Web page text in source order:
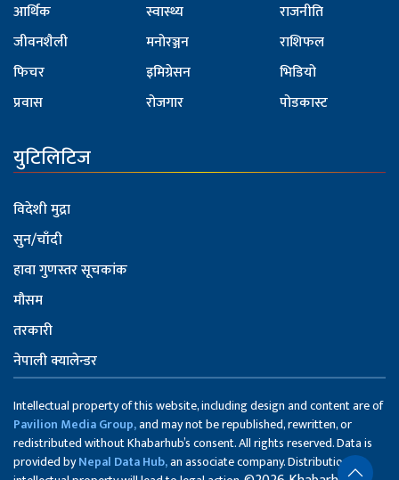
आर्थिक
जीवनशैली
फिचर
प्रवास
स्वास्थ्य
मनोरञ्जन
इमिग्रेसन
रोजगार
राजनीति
राशिफल
भिडियो
पोडकास्ट
युटिलिटिज
विदेशी मुद्रा
सुन/चाँदी
हावा गुणस्तर सूचकांक
मौसम
तरकारी
नेपाली क्यालेन्डर
Intellectual property of this website, including design and content are of
Pavilion Media Group,and may not be republished, rewritten, or
redistributed without Khabarhub’s consent. All rights reserved. Data is
provided byNepal Data Hub,an associate company. Distribution of